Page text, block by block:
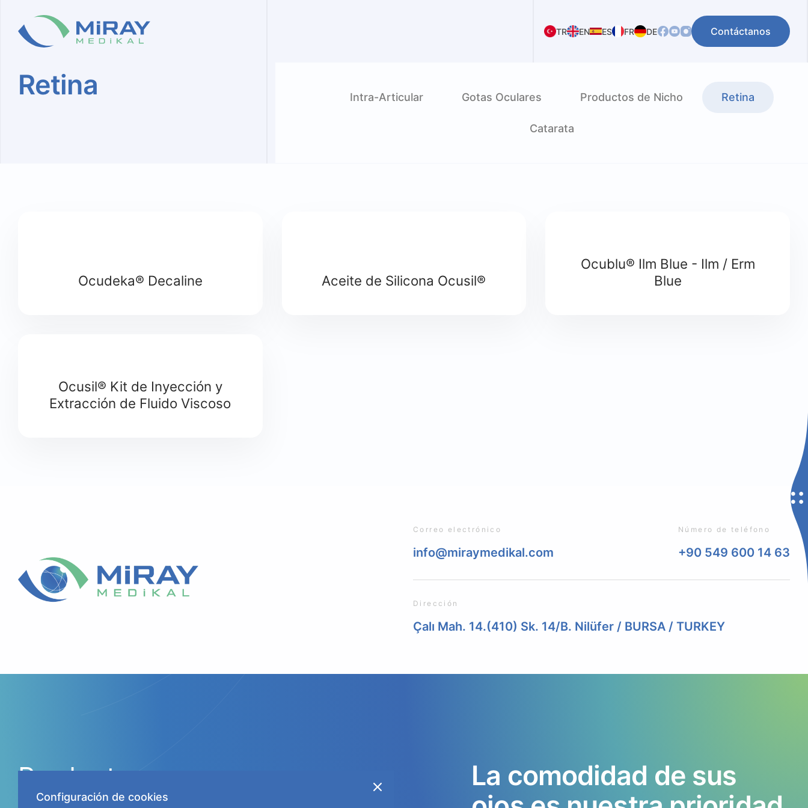
TR EN ES FR DE Contáctanos
Retina Intra-Articular Gotas Oculares Productos de Nicho Retina
Catarata
Ocudeka® Decaline Aceite de Silicona Ocusil®
Ocublu® Ilm Blue - Ilm / Erm
Blue
Ocusil® Kit de Inyección y
Extracción de Fluido Viscoso
Correo electrónico
info@miraymedikal.com
Número de teléfono
+90 549 600 14 63
Dirección
Çalı Mah. 14.(410) Sk. 14/B. Nilüfer / BURSA / TURKEY
Productos La comodidad de sus
Configuración de cookies